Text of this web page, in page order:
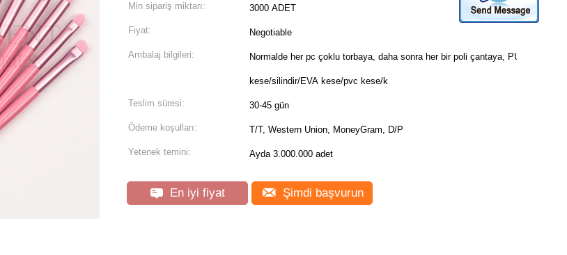
Min sipariş miktarı: 3000 ADET
Fiyat: Negotiable
Ambalaj bilgileri: Normalde her pc çoklu torbaya, daha sonra her bir poli çantaya, PU
kese/silindir/EVA kese/pvc kese/k
Teslim süresi: 30-45 gün
Ödeme koşulları: T/T, Western Union, MoneyGram, D/P
Yetenek temini: Ayda 3.000.000 adet
En iyi fiyat Şimdi başvurun